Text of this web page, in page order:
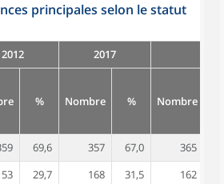
principales selon le statut
2012 2017
% Nombre % Nombre
69,6 357 67,0 365
29,7 168 31,5 162